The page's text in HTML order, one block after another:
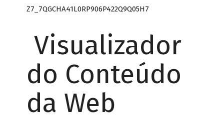
Z7_7QGCHA41L0RP906P422Q9Q05H7
Visualizador
do Conteúdo
da Web